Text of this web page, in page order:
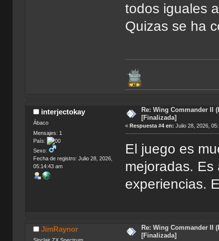
todos iguales
Quizas se ha
interjectokay
Ábaco
Mensajes: 1
País:
Sexo:
Fecha de registro: Julio 28, 2026,
05:14:43 am
Re: Wing Commander II
[Finalizada]
« Respuesta #4 en: Julio 28, 2026,
El juego es
mejoradas.
experiencias.
JimRaynor
Re: Wing Commander II
[Finalizada]